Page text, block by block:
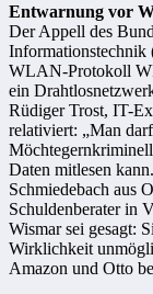
Entwarnung vor
Der Appell des
Informationstechnik
WLAN-Protokoll
ein
Rüdiger Trost, IT-
relativiert: „Man
Daten mitlesen
Schmiedebach aus
Schuldenberater in
Wismar sei gesagt:
Wirklichkeit
Amazon und Otto